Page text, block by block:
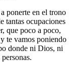
ponerte en el trono
tantas ocupaciones
que poco a poco,
te vamos poniendo
donde ni Dios, ni